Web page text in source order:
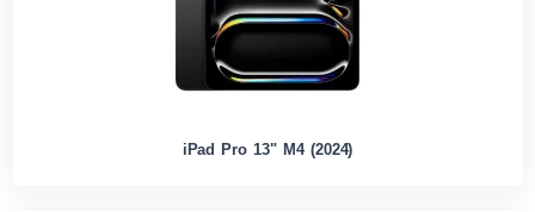
iPad Pro 13" M4 (2024)